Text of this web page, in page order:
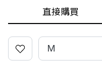
直接購買
M